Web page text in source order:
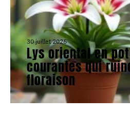
30 juillet 2026
Lys oriental en
courantes qui
floraison